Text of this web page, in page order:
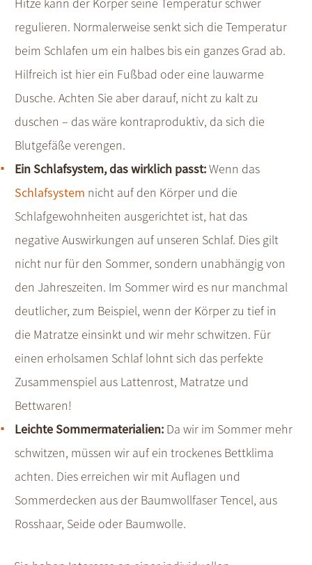
regulieren. Normalerweise senkt sich die Temperatur
beim Schlafen um ein halbes bis ein ganzes Grad ab.
Hilfreich ist hier ein Fußbad oder eine lauwarme
Dusche. Achten Sie aber darauf, nicht zu kalt zu
duschen – das wäre kontraproduktiv, da sich die
Blutgefäße verengen.
Ein Schlafsystem, das wirklich passt:Wenn das
Schlafsystem nicht auf den Körper und die
Schlafgewohnheiten ausgerichtet ist, hat das
negative Auswirkungen auf unseren Schlaf. Dies gilt
nicht nur für den Sommer, sondern unabhängig von
den Jahreszeiten. Im Sommer wird es nur manchmal
deutlicher, zum Beispiel, wenn der Körper zu tief in
die Matratze einsinkt und wir mehr schwitzen. Für
einen erholsamen Schlaf lohnt sich das perfekte
Zusammenspiel aus Lattenrost, Matratze und
Bettwaren!
Leichte Sommermaterialien: Da wir im Sommer mehr
schwitzen, müssen wir auf ein trockenes Bettklima
achten. Dies erreichen wir mit Auflagen und
Sommerdecken aus der Baumwollfaser Tencel, aus
Rosshaar, Seide oder Baumwolle.